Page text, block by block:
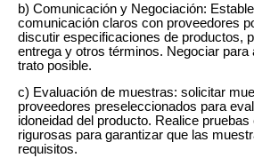
b) Comunicación y Negociación:
comunicación claros con proveedores
discutir especificaciones de productos,
entrega y otros términos. Negociar para
trato posible.
c) Evaluación de muestras: solicitar
proveedores preseleccionados para
idoneidad del producto. Realice
rigurosas para garantizar que las
requisitos.